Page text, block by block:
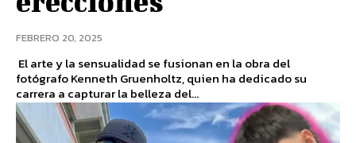
FEBRERO 20, 2025
El arte y la sensualidad se fusionan en la obra del
fotógrafo Kenneth Gruenholtz, quien ha dedicado su
carrera a capturar la belleza del...